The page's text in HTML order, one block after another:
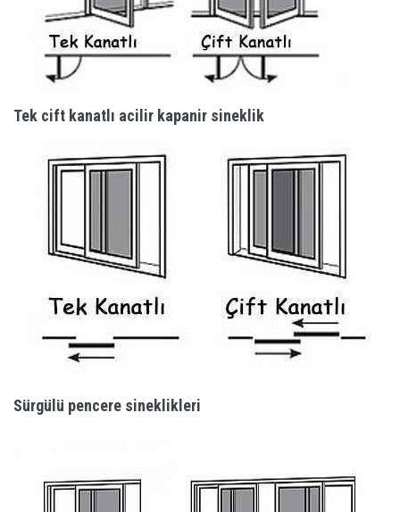
Tek cift kanatlı acilir kapanir sineklik
Sürgülü pencere sineklikleri